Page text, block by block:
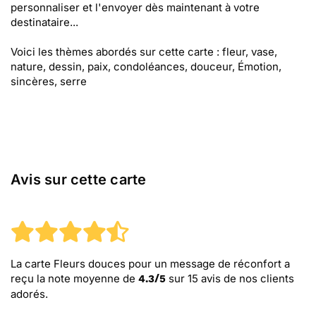
personnaliser et l'envoyer dès maintenant à votre
destinataire...
Voici les thèmes abordés sur cette carte : fleur, vase,
nature, dessin, paix, condoléances, douceur, Émotion,
sincères, serre
Avis sur cette carte
La carte Fleurs douces pour un message de réconfort a
reçu la note moyenne de 4.3/5 sur 15 avis de nos clients
adorés.